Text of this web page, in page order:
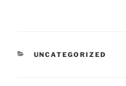
UNCATEGORIZED